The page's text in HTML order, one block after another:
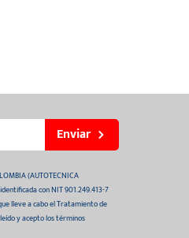
Enviar
(AUTOTECNICA
con NIT 901.249.413-7
lleve a cabo el Tratamiento de
y acepto los términos